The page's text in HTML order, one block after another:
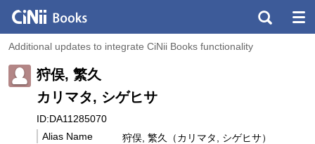
Additional updates to integrate CiNii Books functionality
狩俣, 繁久
カリマタ, シゲヒサ
ID:DA11285070
Alias Name
狩俣, 繁久（カリマタ, シゲヒサ）